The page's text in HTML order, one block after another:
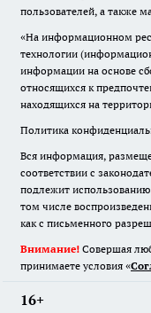
пользователей, а также
«На информационном
технологии
информации на основе
относящихся к
находящихся на
Политика
Вся информация,
соответствии с
подлежит
том числе
как с письменного
Внимание! Совершая
принимаете условия «
16+